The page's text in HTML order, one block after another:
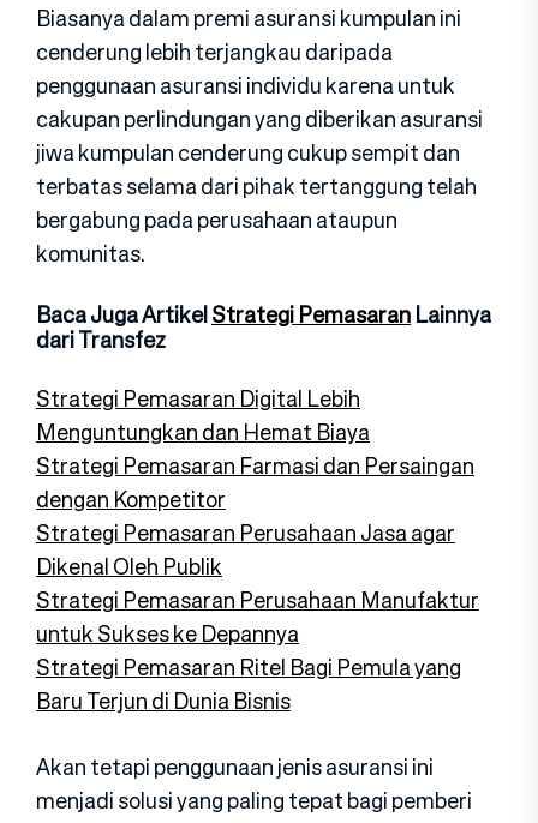
Biasanya dalam premi asuransi kumpulan ini
cenderung lebih terjangkau daripada
penggunaan asuransi individu karena untuk
cakupan perlindungan yang diberikan asuransi
jiwa kumpulan cenderung cukup sempit dan
terbatas selama dari pihak tertanggung telah
bergabung pada perusahaan ataupun
komunitas.
Baca Juga ArtikelStrategi PemasaranLainnya
dari Transfez
Strategi Pemasaran Digital Lebih
Menguntungkan dan Hemat Biaya
Strategi Pemasaran Farmasi dan Persaingan
dengan Kompetitor
Strategi Pemasaran Perusahaan Jasa agar
Dikenal Oleh Publik
Strategi Pemasaran Perusahaan Manufaktur
untuk Sukses ke Depannya
Strategi Pemasaran Ritel Bagi Pemula yang
Baru Terjun di Dunia Bisnis
Akan tetapi penggunaan jenis asuransi ini
menjadi solusi yang paling tepat bagi pemberi